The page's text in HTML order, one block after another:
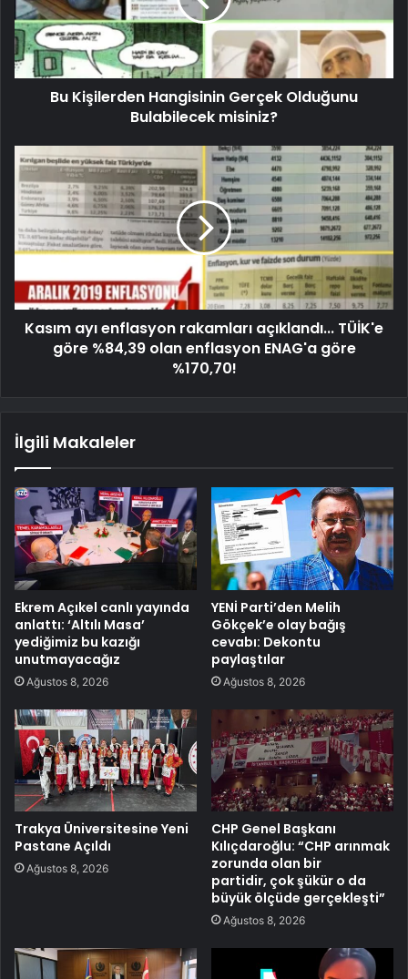
Bu Kişilerden Hangisinin Gerçek Olduğunu
Bulabilecek misiniz?
Kasım ayı enflasyon rakamları açıklandı... TÜİK'e
göre %84,39 olan enflasyon ENAG'a göre
%170,70!
İlgili Makaleler
Ekrem Açıkel canlı yayında
anlattı: ‘Altılı Masa’
yediğimiz bu kazığı
unutmayacağız
Ağustos 8, 2026
YENİ Parti’den Melih
Gökçek’e olay bağış
cevabı: Dekontu
paylaştılar
Ağustos 8, 2026
Trakya Üniversitesine Yeni
Pastane Açıldı
Ağustos 8, 2026
CHP Genel Başkanı
Kılıçdaroğlu: “CHP arınmak
zorunda olan bir
partidir, çok şükür o da
büyük ölçüde gerçekleşti”
Ağustos 8, 2026